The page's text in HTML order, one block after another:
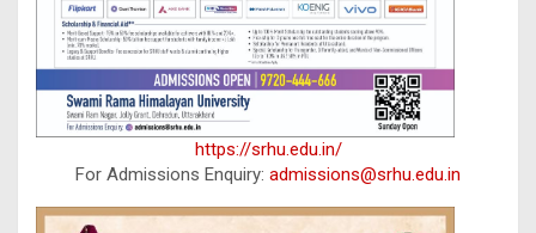
https://srhu.edu.in/
For Admissions Enquiry: admissions@srhu.edu.in